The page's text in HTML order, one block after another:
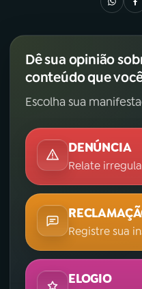
Dê sua opinião
conteúdo que
Escolha sua
DENÚNCIA
Relate
Registre sua
ELOGIO